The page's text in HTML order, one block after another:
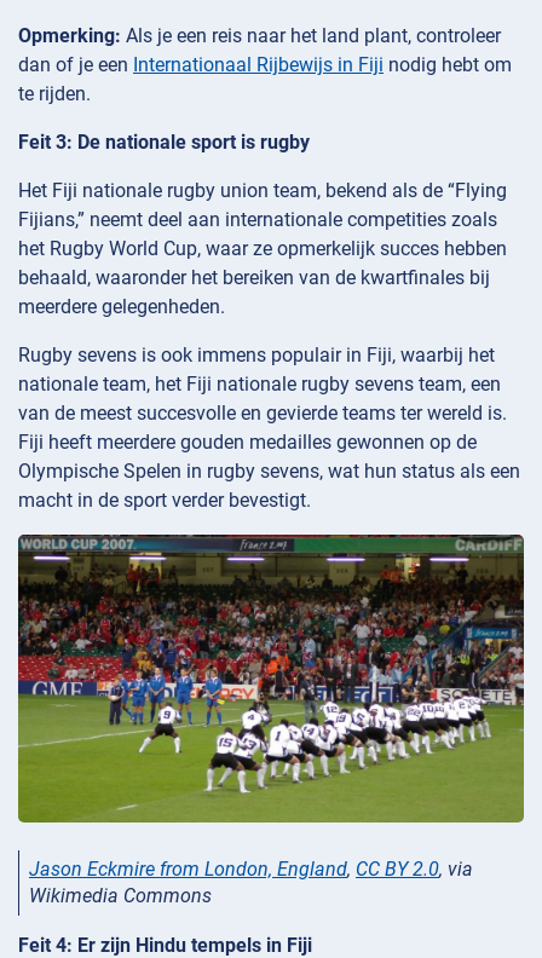
Opmerking: Als je een reis naar het land plant, controleer
dan of je een Internationaal Rijbewijs in Fiji nodig hebt om
te rijden.
Feit 3: De nationale sport is rugby
Het Fiji nationale rugby union team, bekend als de “Flying
Fijians,” neemt deel aan internationale competities zoals
het Rugby World Cup, waar ze opmerkelijk succes hebben
behaald, waaronder het bereiken van de kwartfinales bij
meerdere gelegenheden.
Rugby sevens is ook immens populair in Fiji, waarbij het
nationale team, het Fiji nationale rugby sevens team, een
van de meest succesvolle en gevierde teams ter wereld is.
Fiji heeft meerdere gouden medailles gewonnen op de
Olympische Spelen in rugby sevens, wat hun status als een
macht in de sport verder bevestigt.
Jason Eckmire from London, England, CC BY 2.0, via
Wikimedia Commons
Feit 4: Er zijn Hindu tempels in Fiji